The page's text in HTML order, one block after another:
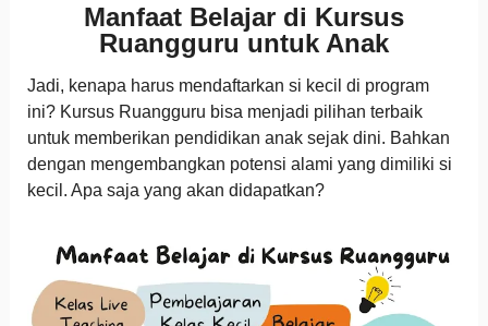
Manfaat Belajar di Kursus
Ruangguru untuk Anak
Jadi, kenapa harus mendaftarkan si kecil di program
ini? Kursus Ruangguru bisa menjadi pilihan terbaik
untuk memberikan pendidikan anak sejak dini. Bahkan
dengan mengembangkan potensi alami yang dimiliki si
kecil. Apa saja yang akan didapatkan?